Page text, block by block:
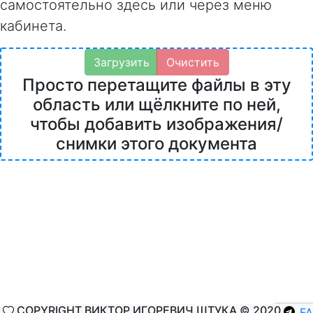
самостоятельно здесь или через меню
кабинета.
Загрузить Очистить
Просто перетащите файлы в эту
область или щёлкните по ней,
чтобы добавить изображения/
снимки этого документа
COPYRIGHT ВИКТОР ИГОРЕВИЧ ШТУКА © 2020